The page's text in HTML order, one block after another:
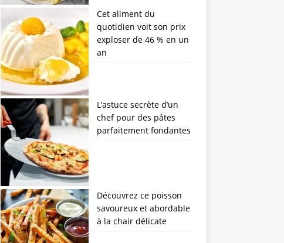
Cet aliment du
quotidien voit son prix
exploser de 46 % en un
an
L’astuce secrète d’un
chef pour des pâtes
parfaitement fondantes
Découvrez ce poisson
savoureux et abordable
à la chair délicate